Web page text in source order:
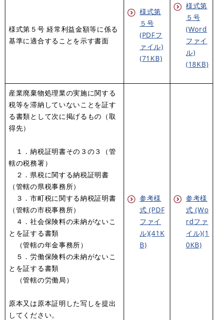
様式第５号 経常利益金額等に係る
基準に適合することを示す書面
様式第
５号
(PDFフ
ァイル)
(71KB)
様式第
５号
(Word
ファイ
ル)
(18KB)
産業廃棄物処理業の実施に関する
税等を滞納していないことを証す
る書類として次に掲げるもの（取
得先）
１．納税証明書その３の３（管
轄の税務署）
２．県税に関する納税証明書
（管轄の県税事務所）
３．市町税に関する納税証明書
（管轄の市税事務所）
４．社会保険料の未納がないこ
とを証する書類
（管轄の年金事務所）
５．労働保険料の未納がないこ
とを証する書類
（管轄の労働局）
原本又は原本証明した写しを提出
してください。
参考様
式 (PDF
ファイ
ル)(41K
B)
参考様
式 (Wo
rdファ
イル)(1
0KB)